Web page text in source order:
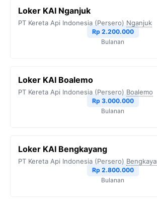
Loker KAI Nganjuk
PT Kereta Api Indonesia (Persero) Nganjuk
Rp 2.200.000
Bulanan
Loker KAI Boalemo
PT Kereta Api Indonesia (Persero) Boalemo
Rp 3.000.000
Bulanan
Loker KAI Bengkayang
PT Kereta Api Indonesia (Persero)
Rp 2.800.000
Bulanan